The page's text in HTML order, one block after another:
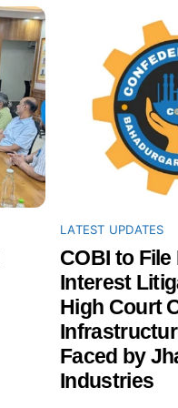
LATEST UPDATES
COBI to
Interest
High Court
Faced by
Industries